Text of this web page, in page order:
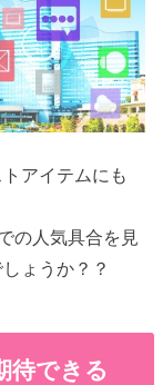
アイテムにも
の人気具合を見
ょうか？？
待できる